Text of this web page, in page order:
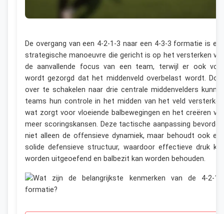
De overgang van een 4-2-1-3 naar een 4-3-3 formatie is
strategische manoeuvre die gericht is op het versterken
de aanvallende focus van een team, terwijl er ook
wordt gezorgd dat het middenveld overbelast wordt.
over te schakelen naar drie centrale middenvelders
teams hun controle in het midden van het veld
wat zorgt voor vloeiende balbewegingen en het creëren
meer scoringskansen. Deze tactische aanpassing
niet alleen de offensieve dynamiek, maar behoudt ook
solide defensieve structuur, waardoor effectieve druk
worden uitgeoefend en balbezit kan worden behouden.